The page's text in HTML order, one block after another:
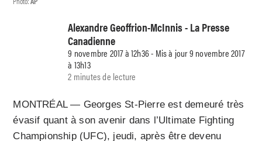
Alexandre Geoffrion-McInnis - La Presse
Canadienne
9 novembre 2017 à 12h36 - Mis à jour 9 novembre 2017
à 13h13
2 minutes de lecture
MONTRÉAL — Georges St-Pierre est demeuré très
évasif quant à son avenir dans l’Ultimate Fighting
Championship (UFC), jeudi, après être devenu